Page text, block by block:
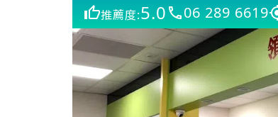
推薦度:5.0 06 289 6619